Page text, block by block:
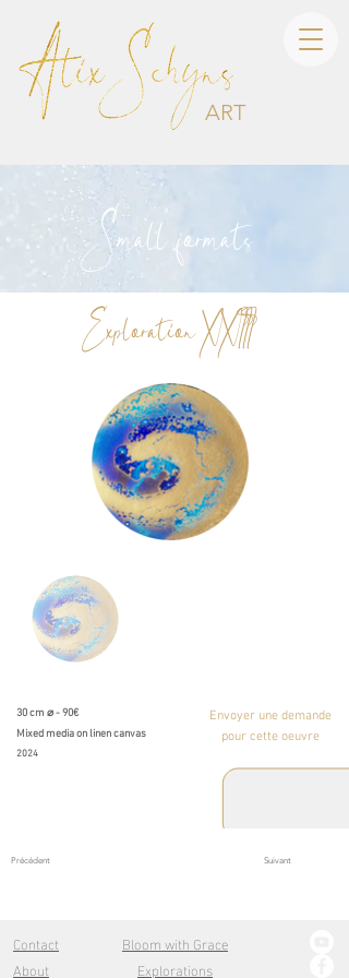
ART
Small formats
Exploration XXIII
30 cm ⌀ - 90€
Mixed media on linen canvas
2024
Envoyer une demande
pour cette oeuvre
Précédent Suivant
Contact
About
Bloom with Grace
Explorations